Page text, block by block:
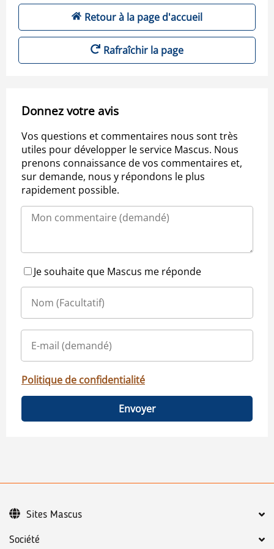
Retour à la page d'accueil
Rafraîchir la page
Donnez votre avis
Vos questions et commentaires nous sont très
utiles pour développer le service Mascus. Nous
prenons connaissance de vos commentaires et,
sur demande, nous y répondons le plus
rapidement possible.
Je souhaite que Mascus me réponde
Politique de confidentialité
Envoyer
Société
Sites Mascus